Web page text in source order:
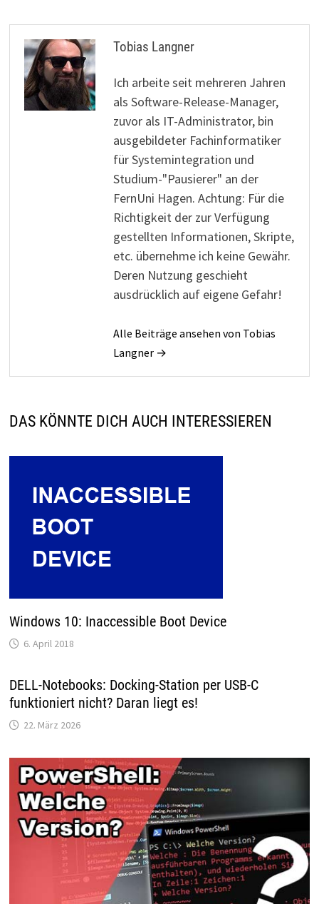
Tobias Langner
Ich arbeite seit mehreren Jahren
als Software-Release-Manager,
zuvor als IT-Administrator, bin
ausgebildeter Fachinformatiker
für Systemintegration und
Studium-"Pausierer" an der
FernUni Hagen. Achtung: Für die
Richtigkeit der zur Verfügung
gestellten Informationen, Skripte,
etc. übernehme ich keine Gewähr.
Deren Nutzung geschieht
ausdrücklich auf eigene Gefahr!
Alle Beiträge ansehen von Tobias
Langner →
DAS KÖNNTE DICH AUCH INTERESSIEREN
Windows 10: Inaccessible Boot Device
6. April 2018
DELL-Notebooks: Docking-Station per USB-C
funktioniert nicht? Daran liegt es!
22. März 2026